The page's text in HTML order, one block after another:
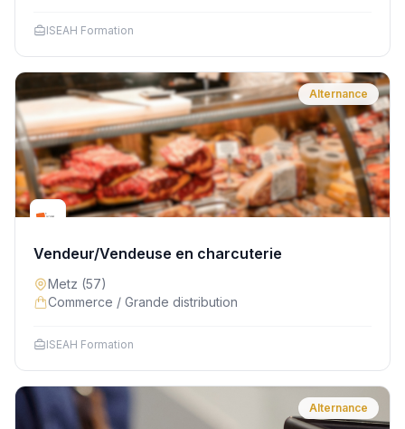
ISEAH Formation
Alternance
Vendeur/Vendeuse en charcuterie
Metz (57)
Commerce / Grande distribution
ISEAH Formation
Alternance